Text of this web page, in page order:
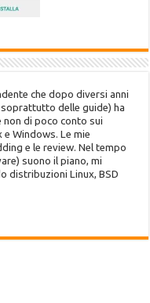
che dopo diversi anni
delle guide) ha
non di poco conto sui
Windows. Le mie
e le review. Nel tempo
suono il piano, mi
distribuzioni Linux, BSD